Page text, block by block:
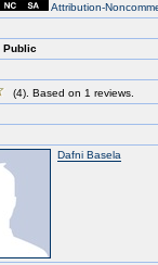
Attribution-
Public
(4). Based on 1 reviews.
Dafni Basela